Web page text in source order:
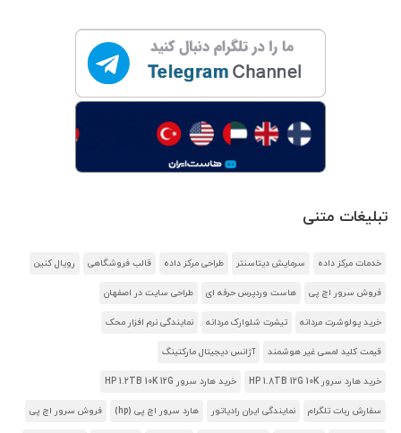
تبلیغات متنی
خدمات مرکز داده سرمایش دیتاسنتر طراحی مرکز داده قالب فروشگاهی رویال کنین
فروش سرور اچ پی هاست وردپرس حرفه ای طراحی سایت در اصفهان
خرید پولوشرت مردانه تیشرت شلوارک مردانه نمایندگی نرم افزار محک
قیمت کلید لمسی غیر هوشمند آژانس دیجیتال مارکتینگ
خرید هارد سرور HP 1.8TB 12G 10K خرید هارد سرور HP 1.2TB 10K 12G
سفارش ربات تلگرام نمایندگی ایران رادیاتور هارد سرور اچ پی (hp) فروش سرور اچ پی